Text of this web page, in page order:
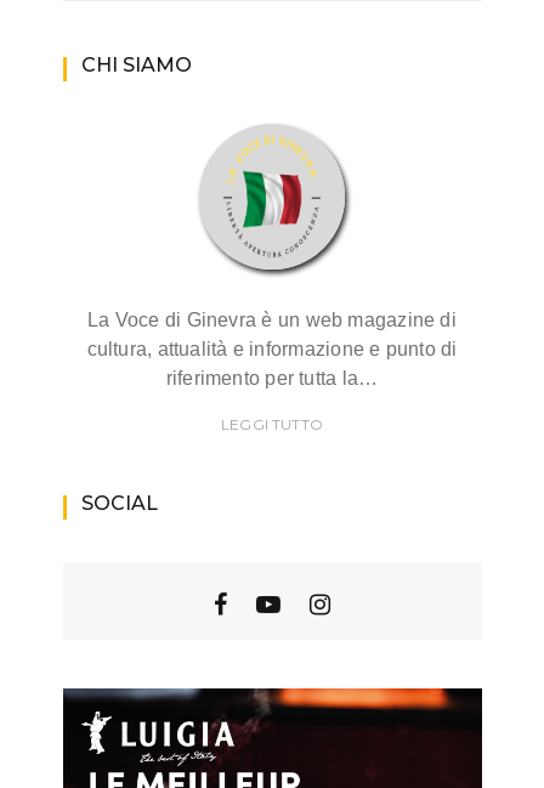
CHI SIAMO
La Voce di Ginevra è un web magazine di
cultura, attualità e informazione e punto di
riferimento per tutta la…
LEGGI TUTTO
SOCIAL